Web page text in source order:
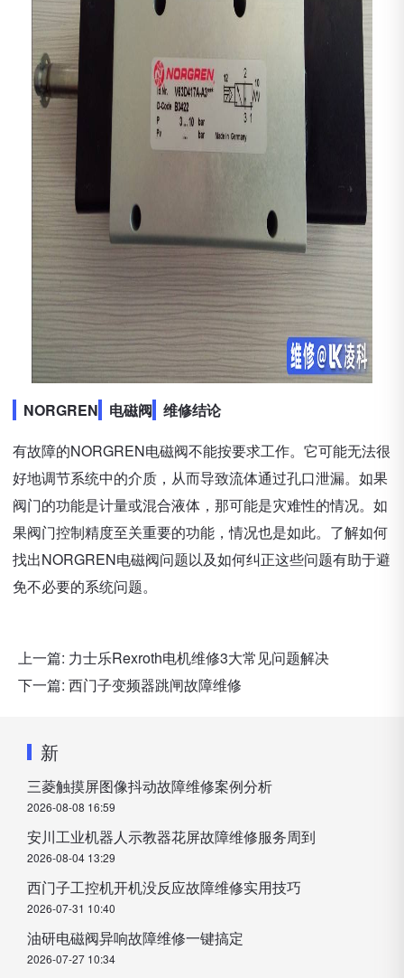
NORGREN 电磁阀 维修结论
有故障的NORGREN电磁阀不能按要求工作。它可能无法很
好地调节系统中的介质，从而导致流体通过孔口泄漏。如果
阀门的功能是计量或混合液体，那可能是灾难性的情况。如
果阀门控制精度至关重要的功能，情况也是如此。了解如何
找出NORGREN电磁阀问题以及如何纠正这些问题有助于避
免不必要的系统问题。
上一篇: 力士乐Rexroth电机维修3大常见问题解决
下一篇: 西门子变频器跳闸故障维修
新
三菱触摸屏图像抖动故障维修案例分析
2026-08-08 16:59
安川工业机器人示教器花屏故障维修服务周到
2026-08-04 13:29
西门子工控机开机没反应故障维修实用技巧
2026-07-31 10:40
油研电磁阀异响故障维修一键搞定
2026-07-27 10:34